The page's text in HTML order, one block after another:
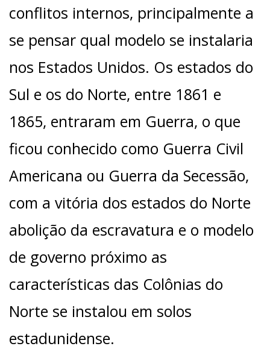
conflitos internos, principalmente a
se pensar qual modelo se instalaria
nos Estados Unidos. Os estados do
Sul e os do Norte, entre 1861 e
1865, entraram em Guerra, o que
ficou conhecido como Guerra Civil
Americana ou Guerra da Secessão,
com a vitória dos estados do Norte
abolição da escravatura e o modelo
de governo próximo as
características das Colônias do
Norte se instalou em solos
estadunidense.